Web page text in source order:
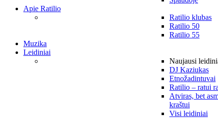
Apie Ratilio
Ratilio klubas
Ratilio 50
Ratilio 55
Muzika
Leidiniai
Naujausi
DJ Kaziukas
Etnožadintuvai
Ratilio – ratui
Atviras, bet
kraštui
Visi leidiniai